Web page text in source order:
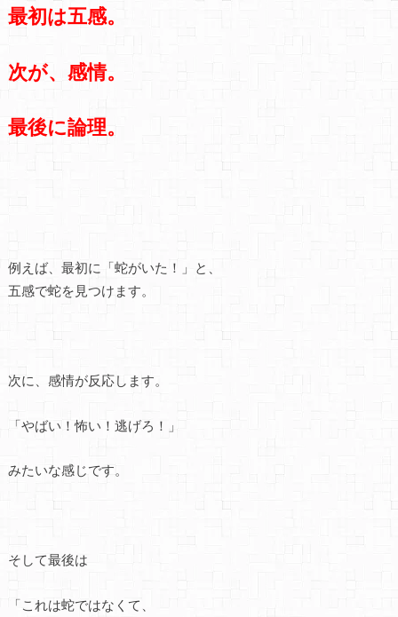
最初は五感。
次が、感情。
最後に論理。
例えば、最初に「蛇がいた！」と、
五感で蛇を見つけます。
次に、感情が反応します。
「やばい！怖い！逃げろ！」
みたいな感じです。
そして最後は
「これは蛇ではなくて、